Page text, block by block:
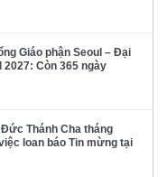
Giáo phận Seoul – Đại
Còn 365 ngày
Thánh Cha tháng
loan báo Tin mừng tại